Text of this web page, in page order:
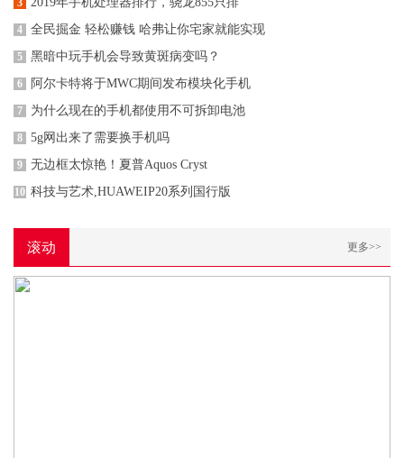
4 全民掘金 轻松赚钱 哈弗让你宅家就能实现
5 黑暗中玩手机会导致黄斑病变吗？
6 阿尔卡特将于MWC期间发布模块化手机
7 为什么现在的手机都使用不可拆卸电池
8 5g网出来了需要换手机吗
9 无边框太惊艳！夏普Aquos Cryst
10 科技与艺术,HUAWEIP20系列国行版
滚动 更多>>